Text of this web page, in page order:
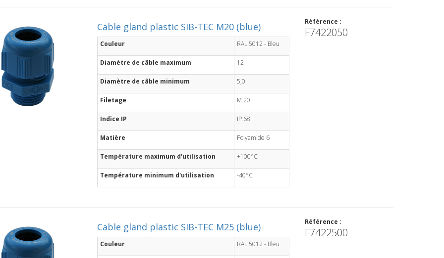
Cable gland plastic SIB-TEC M20 (blue)
Couleur RAL 5012 - Bleu
Diamètre de câble maximum 12
Diamètre de câble minimum 5,0
Filetage M 20
Indice IP IP 68
Matière Polyamide 6
Température maximum d'utilisation +100°C
Température minimum d'utilisation -40°C
Référence :
F7422050
Cable gland plastic SIB-TEC M25 (blue)
Couleur RAL 5012 - Bleu
Référence :
F7422500